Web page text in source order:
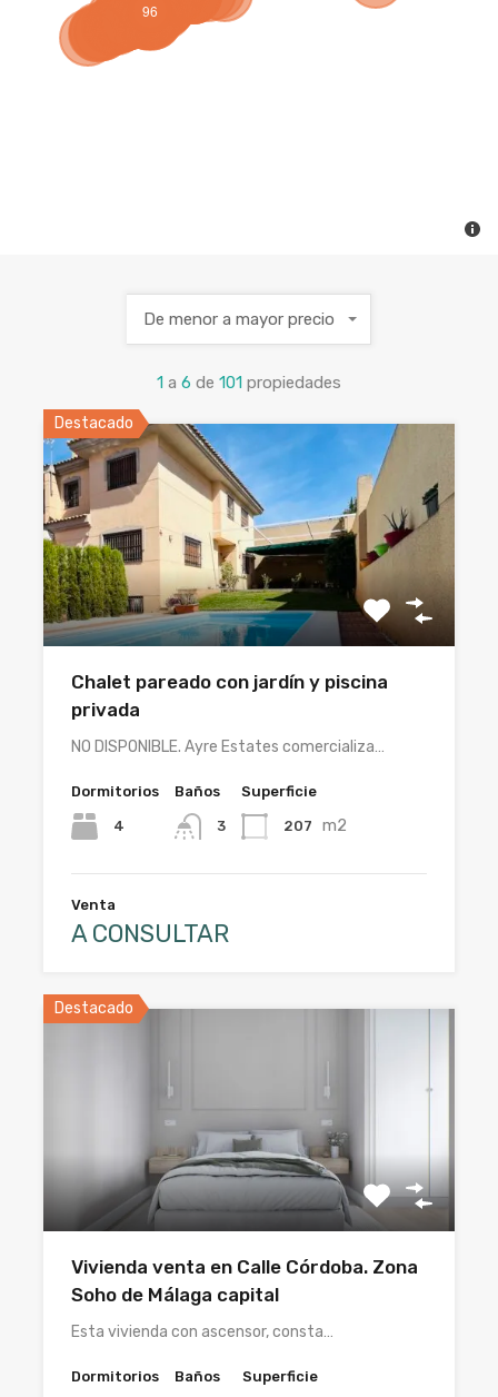
96
1 a 6 de 101 propiedades
De menor a mayor precio
Destacado
Chalet pareado con jardín y piscina
privada
NO DISPONIBLE. Ayre Estates comercializa…
Dormitorios
4
Baños
3
Superficie
207 m2
Venta
A CONSULTAR
Destacado
Vivienda venta en Calle Córdoba. Zona
Soho de Málaga capital
Esta vivienda con ascensor, consta…
Dormitorios Baños Superficie